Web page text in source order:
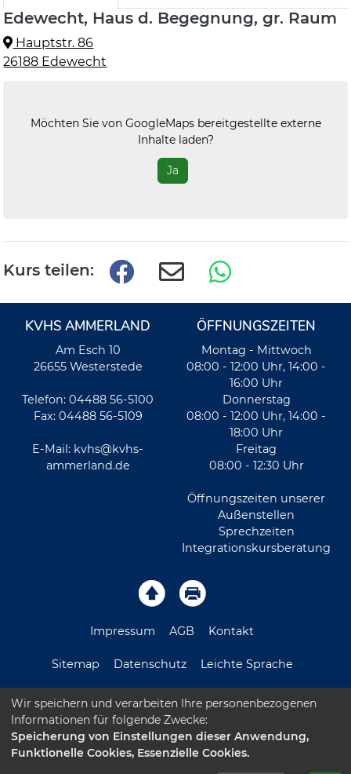
Edewecht, Haus d. Begegnung, gr. Raum
Hauptstr. 86
26188 Edewecht
Möchten Sie von GoogleMapsbereitgestellte externe
Inhalte laden?
Ja
Kurs teilen:
KVHS AMMERLAND
Am Esch 10
26655 Westerstede
Telefon: 04488 56-5100
Fax: 04488 56-5109
E-Mail: kvhs@kvhs-
ammerland.de
ÖFFNUNGSZEITEN
Montag - Mittwoch
08:00 - 12:00 Uhr, 14:00 -
16:00 Uhr
Donnerstag
08:00 - 12:00 Uhr, 14:00 -
18:00 Uhr
Freitag
08:00 - 12:30 Uhr
Öffnungszeiten unserer
Außenstellen
Sprechzeiten
Integrationskursberatung
Impressum AGB Kontakt
Sitemap Datenschutz Leichte Sprache
Barrierefreiheitserklärung
Wir speichern und verarbeiten Ihre personenbezogenen
Informationen für folgende Zwecke:
Speicherung von Einstellungen dieser Anwendung,
Funktionelle Cookies, Essenzielle Cookies.